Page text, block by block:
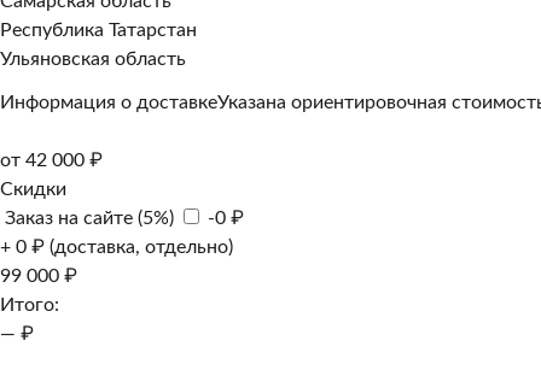
Республика Татарстан
Ульяновская область
Информация о доставкеУказана ориентировочная
от 42 000 ₽
Скидки
Заказ на сайте (5%)
-0 ₽
+ 0 ₽ (доставка, отдельно)
99 000 ₽
Итого:
— ₽